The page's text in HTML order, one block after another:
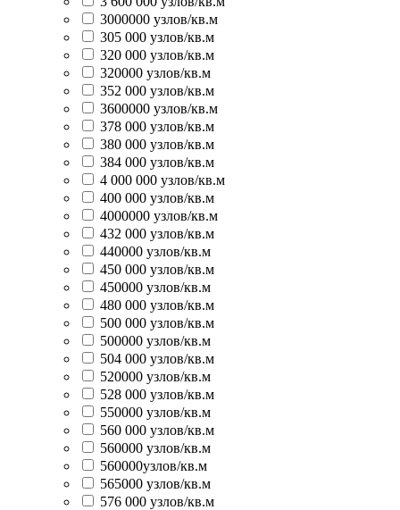
3000000 узлов/кв.м
305 000 узлов/кв.м
320 000 узлов/кв.м
320000 узлов/кв.м
352 000 узлов/кв.м
3600000 узлов/кв.м
378 000 узлов/кв.м
380 000 узлов/кв.м
384 000 узлов/кв.м
4 000 000 узлов/кв.м
400 000 узлов/кв.м
4000000 узлов/кв.м
432 000 узлов/кв.м
440000 узлов/кв.м
450 000 узлов/кв.м
450000 узлов/кв.м
480 000 узлов/кв.м
500 000 узлов/кв.м
500000 узлов/кв.м
504 000 узлов/кв.м
520000 узлов/кв.м
528 000 узлов/кв.м
550000 узлов/кв.м
560 000 узлов/кв.м
560000 узлов/кв.м
560000узлов/кв.м
565000 узлов/кв.м
576 000 узлов/кв.м